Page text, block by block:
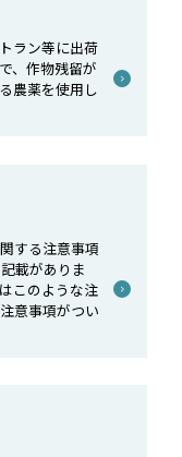
ラン等に出荷
、作物残留が
農薬を使用し
する注意事項
載がありま
このような注
意事項がつい